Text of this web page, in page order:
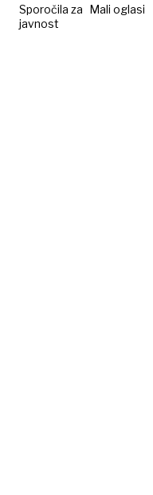
Sporočila za
javnost
Mali oglasi